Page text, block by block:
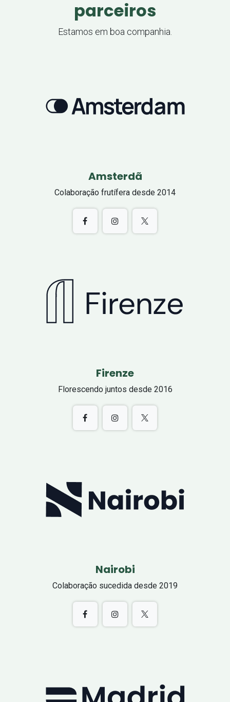
parceiros
Estamos em boa companhia.
Amsterdã
Colaboração frutífera desde 2014
Firenze
Florescendo juntos desde 2016
Nairobi
Colaboração sucedida desde 2019